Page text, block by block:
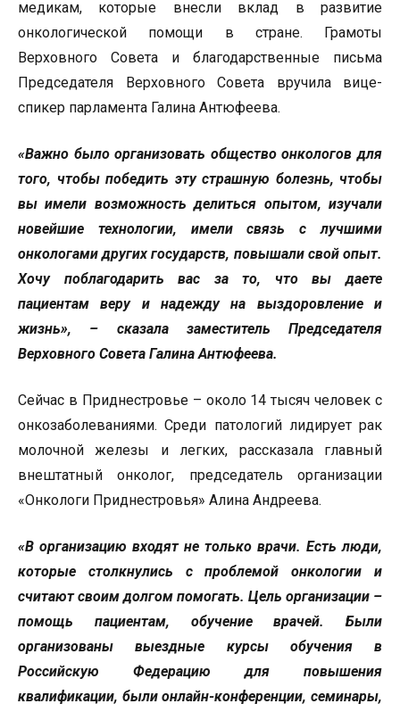
медикам, которые внесли вклад в развитие
онкологической помощи в стране. Грамоты
Верховного Совета и благодарственные письма
Председателя Верховного Совета вручила вице-
спикер парламента Галина Антюфеева.
«Важно было организовать общество онкологов для
того, чтобы победить эту страшную болезнь, чтобы
вы имели возможность делиться опытом, изучали
новейшие технологии, имели связь с лучшими
онкологами других государств, повышали свой опыт.
Хочу поблагодарить вас за то, что вы даете
пациентам веру и надежду на выздоровление и
жизнь», – сказала заместитель Председателя
Верховного Совета Галина Антюфеева.
Сейчас в Приднестровье – около 14 тысяч человек с
онкозаболеваниями. Среди патологий лидирует рак
молочной железы и легких, рассказала главный
внештатный онколог, председатель организации
«Онкологи Приднестровья» Алина Андреева.
«В организацию входят не только врачи. Есть люди,
которые столкнулись с проблемой онкологии и
считают своим долгом помогать. Цель организации –
помощь пациентам, обучение врачей. Были
организованы выездные курсы обучения в
Российскую Федерацию для повышения
квалификации, были онлайн-конференции, семинары,